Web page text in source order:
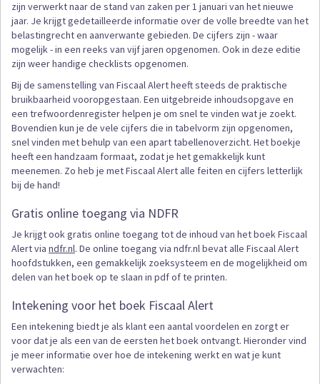
zijn verwerkt naar de stand van zaken per 1 januari van het nieuwe
jaar. Je krijgt gedetailleerde informatie over de volle breedte van het
belastingrecht en aanverwante gebieden. De cijfers zijn - waar
mogelijk - in een reeks van vijf jaren opgenomen. Ook in deze editie
zijn weer handige checklists opgenomen.
Bij de samenstelling van Fiscaal Alert heeft steeds de praktische
bruikbaarheid vooropgestaan. Een uitgebreide inhoudsopgave en
een trefwoordenregister helpen je om snel te vinden wat je zoekt.
Bovendien kun je de vele cijfers die in tabelvorm zijn opgenomen,
snel vinden met behulp van een apart tabellenoverzicht. Het boekje
heeft een handzaam formaat, zodat je het gemakkelijk kunt
meenemen. Zo heb je met Fiscaal Alert alle feiten en cijfers letterlijk
bij de hand!
Gratis online toegang via NDFR
Je krijgt ook gratis online toegang tot de inhoud van het boek Fiscaal
Alert via ndfr.nl. De online toegang via ndfr.nl bevat alle Fiscaal Alert
hoofdstukken, een gemakkelijk zoeksysteem en de mogelijkheid om
delen van het boek op te slaan in pdf of te printen.
Intekening voor het boek Fiscaal Alert
Een intekening biedt je als klant een aantal voordelen en zorgt er
voor dat je als een van de eersten het boek ontvangt. Hieronder vind
je meer informatie over hoe de intekening werkt en wat je kunt
verwachten: